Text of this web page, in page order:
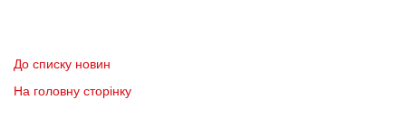
До списку новин
На головну сторінку